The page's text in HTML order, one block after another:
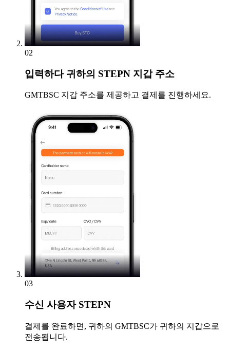
02
입력하다귀하의 STEPN 지갑 주소
GMTBSC 지갑 주소를 제공하고 결제를 진행하세요.
03
수신 사용자 STEPN
결제를 완료하면, 귀하의 GMTBSC가 귀하의 지갑으로
전송됩니다.